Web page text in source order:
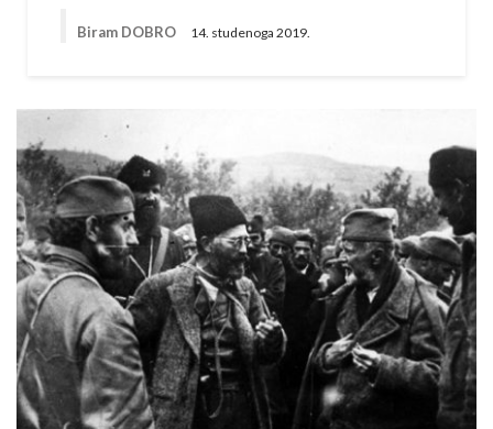
Biram DOBRO 14. studenoga 2019.